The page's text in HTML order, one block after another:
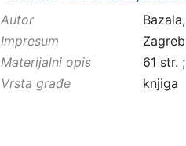
Autor
Impresum
Materijalni opis
61 str.
Vrsta građe
knjiga